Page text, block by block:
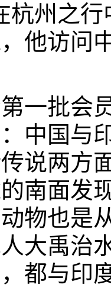
杭州之
，他访问
一批
中国与
说两方
南面发
物也是
大禹治
都与印